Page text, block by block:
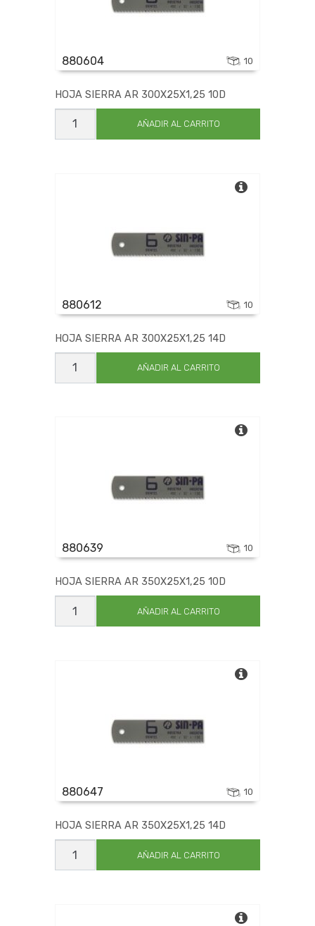
880604 10
HOJA SIERRA AR 300X25X1,25 10D
HOJA
SIERRA
AÑADIR AL CARRITO
880612 10
HOJA SIERRA AR 300X25X1,25 14D
HOJA
SIERRA
AÑADIR AL CARRITO
880639 10
HOJA SIERRA AR 350X25X1,25 10D
HOJA
SIERRA
AR
AÑADIR AL CARRITO
880647 10
HOJA SIERRA AR 350X25X1,25 14D
HOJA
SIERRA
AR
AÑADIR AL CARRITO